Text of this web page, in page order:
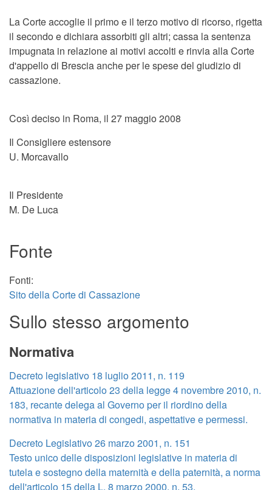
La Corte accoglie il primo e il terzo motivo di ricorso, rigetta
il secondo e dichiara assorbiti gli altri; cassa la sentenza
impugnata in relazione ai motivi accolti e rinvia alla Corte
d'appello di Brescia anche per le spese del giudizio di
cassazione.
Così deciso in Roma, il 27 maggio 2008
Il Consigliere estensore
U. Morcavallo
Il Presidente
M. De Luca
Fonte
Fonti:
Sito della Corte di Cassazione
Sullo stesso argomento
Normativa
Decreto legislativo 18 luglio 2011, n. 119
Attuazione dell'articolo 23 della legge 4 novembre 2010, n.
183, recante delega al Governo per il riordino della
normativa in materia di congedi, aspettative e permessi.
Decreto Legislativo 26 marzo 2001, n. 151
Testo unico delle disposizioni legislative in materia di
tutela e sostegno della maternità e della paternità, a norma
dell'articolo 15 della L. 8 marzo 2000, n. 53.